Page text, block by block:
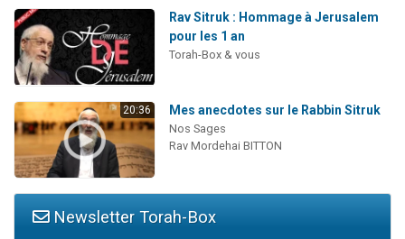
Rav Sitruk : Hommage à Jerusalem
pour les 1 an
Torah-Box & vous
20:36 Mes anecdotes sur le Rabbin Sitruk
Nos Sages
Rav Mordehai BITTON
Newsletter Torah-Box